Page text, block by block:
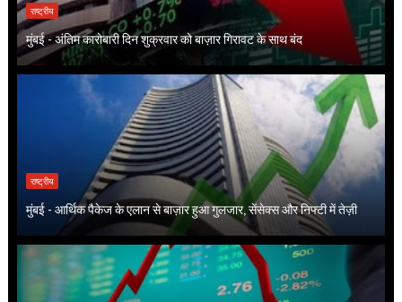
राष्ट्रीय
मुंबई - अंतिम कारोबारी दिन शुक्रवार को बाज़ार गिरावट के साथ बंद
राष्ट्रीय
मुंबई - आर्थिक पैकेज के एलान से बाज़ार हुआ गुलजार, सेंसेक्स और निफ्टी में तेज़ी